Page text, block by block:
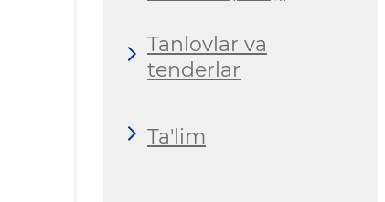
Tanlovlar va
tenderlar
Ta'lim